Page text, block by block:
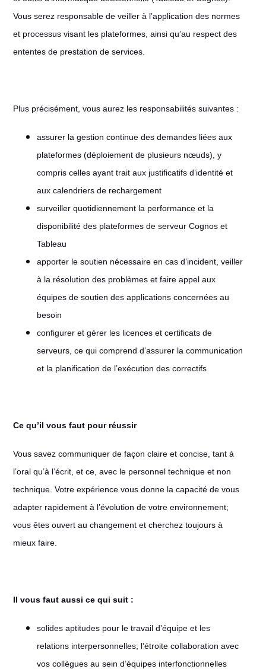
Vous serez responsable de veiller à l’application des normes
et processus visant les plateformes, ainsi qu’au respect des
ententes de prestation de services.
Plus précisément, vous aurez les responsabilités suivantes :
assurer la gestion continue des demandes liées aux
plateformes (déploiement de plusieurs nœuds), y
compris celles ayant trait aux justificatifs d’identité et
aux calendriers de rechargement
surveiller quotidiennement la performance et la
disponibilité des plateformes de serveur Cognos et
Tableau
apporter le soutien nécessaire en cas d’incident, veiller
à la résolution des problèmes et faire appel aux
équipes de soutien des applications concernées au
besoin
configurer et gérer les licences et certificats de
serveurs, ce qui comprend d’assurer la communication
et la planification de l’exécution des correctifs
Ce qu’il vous faut pour réussir
Vous savez communiquer de façon claire et concise, tant à
l’oral qu’à l’écrit, et ce, avec le personnel technique et non
technique. Votre expérience vous donne la capacité de vous
adapter rapidement à l’évolution de votre environnement;
vous êtes ouvert au changement et cherchez toujours à
mieux faire.
Il vous faut aussi ce qui suit :
solides aptitudes pour le travail d’équipe et les
relations interpersonnelles; l’étroite collaboration avec
vos collègues au sein d’équipes interfonctionnelles